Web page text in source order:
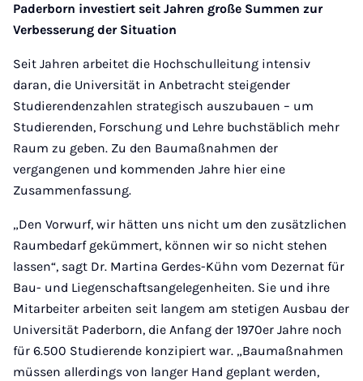
Paderborn investiert seit Jahren große Summen zur
Verbesserung der Situation
Seit Jahren arbeitet die Hochschulleitung intensiv
daran, die Universität in Anbetracht steigender
Studierendenzahlen strategisch auszubauen – um
Studierenden, Forschung und Lehre buchstäblich mehr
Raum zu geben. Zu den Baumaßnahmen der
vergangenen und kommenden Jahre hier eine
Zusammenfassung.
„Den Vorwurf, wir hätten uns nicht um den zusätzlichen
Raumbedarf gekümmert, können wir so nicht stehen
lassen“, sagt Dr. Martina Gerdes-Kühn vom Dezernat für
Bau- und Liegenschaftsangelegenheiten. Sie und ihre
Mitarbeiter arbeiten seit langem am stetigen Ausbau der
Universität Paderborn, die Anfang der 1970er Jahre noch
für 6.500 Studierende konzipiert war. „Baumaßnahmen
müssen allerdings von langer Hand geplant werden,